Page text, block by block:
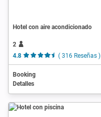
Hotel con aire acondicionado
2
4.8
( 316 Reseñas )
Booking
Detalles